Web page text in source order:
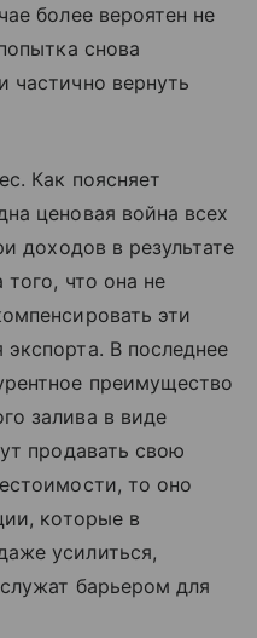
более вероятен не
снова
частично вернуть
Как поясняет
ценовая война всех
доходов в результате
того, что она не
эти
В последнее
преимущество
залива в виде
продавать свою
то оно
которые в
усилиться,
барьером для